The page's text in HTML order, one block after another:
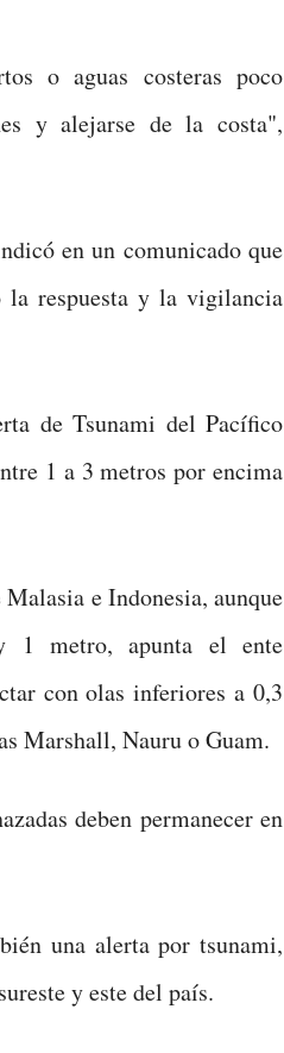
o aguas costeras poco
y alejarse de la costa",
en un comunicado que
la respuesta y la vigilancia
de Tsunami del Pacífico
1 a 3 metros por encima
e Indonesia, aunque
1 metro, apunta el ente
con olas inferiores a 0,3
Marshall, Nauru o Guam.
deben permanecer en
una alerta por tsunami,
y este del país.